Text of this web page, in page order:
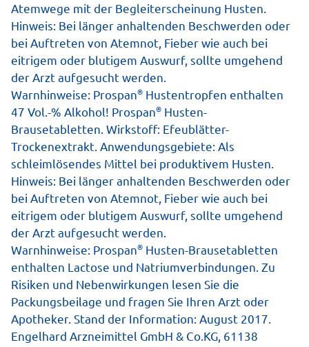
Wenn die Taschentücher zu treuen
Begleitern werden und der Husten für
schlaflose Nächte sorgt, wissen wir:
uns hat’s erwischt. Dann stellt sich
häufig die Frage: Ist es eine Grippe
oder doch nur eine Erkältung? Die
beiden Erkrankungen ähneln sich
zwar auf den ersten Blick,
Atemwege mit der Begleiterscheinung Husten.
Hinweis: Bei länger anhaltenden Beschwerden oder
bei Auftreten von Atemnot, Fieber wie auch bei
eitrigem oder blutigem Auswurf, sollte umgehend
der Arzt aufgesucht werden.
Warnhinweise: Prospan® Hustentropfen enthalten
47 Vol.-% Alkohol! Prospan® Husten-
Brausetabletten. Wirkstoff: Efeublätter-
Trockenextrakt. Anwendungsgebiete: Als
schleimlösendes Mittel bei produktivem Husten.
Hinweis: Bei länger anhaltenden Beschwerden oder
bei Auftreten von Atemnot, Fieber wie auch bei
eitrigem oder blutigem Auswurf, sollte umgehend
der Arzt aufgesucht werden.
Warnhinweise: Prospan® Husten-Brausetabletten
enthalten Lactose und Natriumverbindungen. Zu
Risiken und Nebenwirkungen lesen Sie die
Packungsbeilage und fragen Sie Ihren Arzt oder
Apotheker. Stand der Information: August 2017.
Engelhard Arzneimittel GmbH & Co.KG, 61138